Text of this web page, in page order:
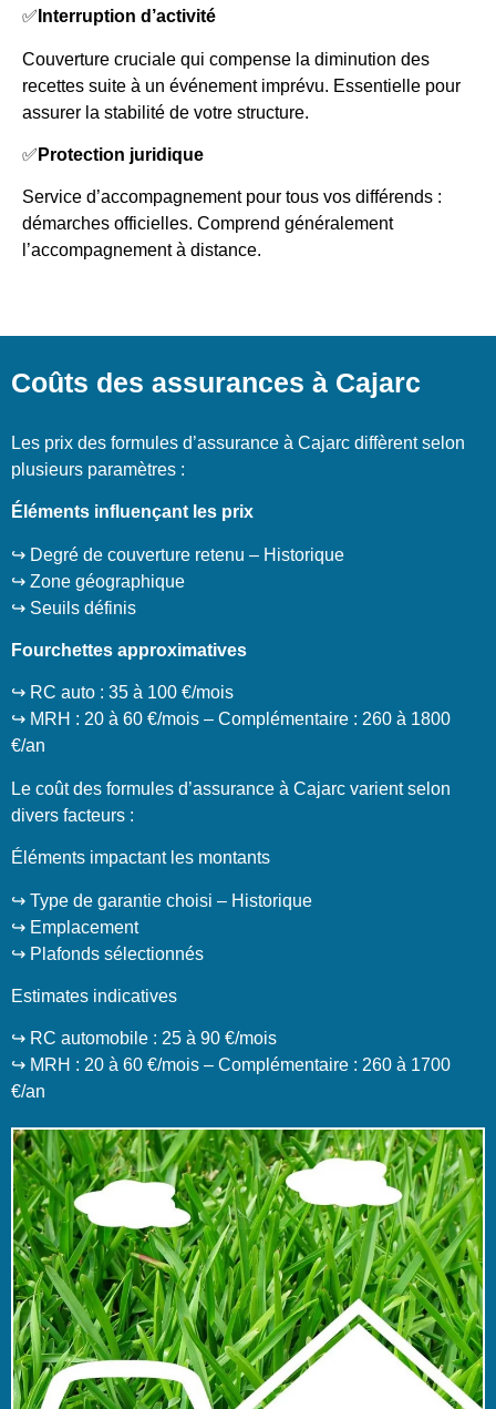
✅ Interruption d’activité
Couverture cruciale qui compense la diminution des
recettes suite à un événement imprévu. Essentielle pour
assurer la stabilité de votre structure.
✅ Protection juridique
Service d’accompagnement pour tous vos différends :
démarches officielles. Comprend généralement
l’accompagnement à distance.
Coûts des assurances à Cajarc
Les prix des formules d’assurance à Cajarc diffèrent selon
plusieurs paramètres :
Éléments influençant les prix
↪️ Degré de couverture retenu – Historique
↪️ Zone géographique
↪️ Seuils définis
Fourchettes approximatives
↪️ RC auto : 35 à 100 €/mois
↪️ MRH : 20 à 60 €/mois – Complémentaire : 260 à 1800
€/an
Le coût des formules d’assurance à Cajarc varient selon
divers facteurs :
Éléments impactant les montants
↪️ Type de garantie choisi – Historique
↪️ Emplacement
↪️ Plafonds sélectionnés
Estimates indicatives
↪️ RC automobile : 25 à 90 €/mois
↪️ MRH : 20 à 60 €/mois – Complémentaire : 260 à 1700
€/an